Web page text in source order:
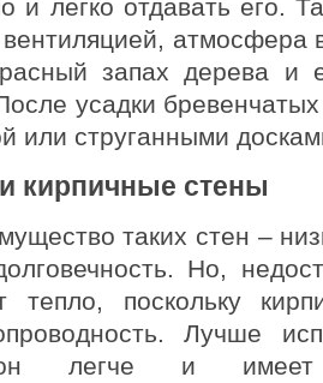
и легко отдавать его.
атмосфера
запах дерева и
усадки
или струганными
кирпичные стены
таких стен –
Но,
тепло, поскольку
Лучше
он легче и